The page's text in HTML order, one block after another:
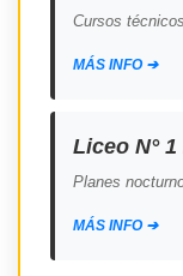
Cursos
MÁS INFO ➔
Liceo N°
Planes
MÁS INFO ➔